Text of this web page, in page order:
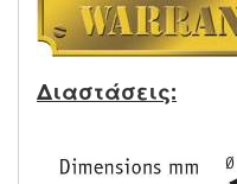
Διαστάσεις: